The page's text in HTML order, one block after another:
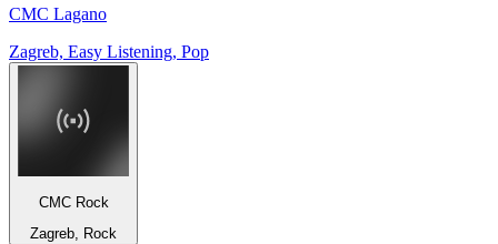
CMC Lagano
Zagreb, Easy Listening, Pop
CMC Rock
Zagreb, Rock